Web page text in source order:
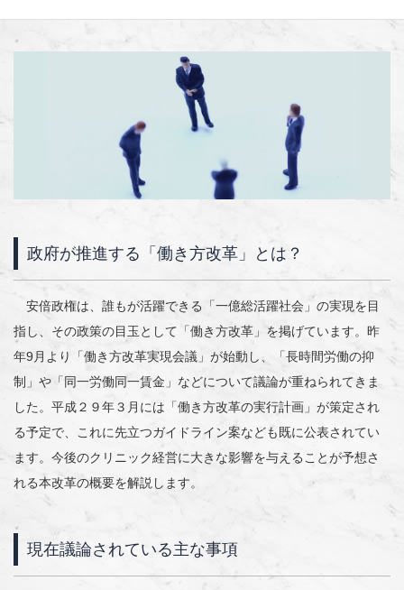
政府が推進する「働き方改革」とは？
安倍政権は、誰もが活躍できる「一億総活躍社会」の実現を目
指し、その政策の目玉として「働き方改革」を掲げています。昨
年9月より「働き方改革実現会議」が始動し、「長時間労働の抑
制」や「同一労働同一賃金」などについて議論が重ねられてきま
した。平成２９年３月には「働き方改革の実行計画」が策定され
る予定で、これに先立つガイドライン案なども既に公表されてい
ます。今後のクリニック経営に大きな影響を与えることが予想さ
れる本改革の概要を解説します。
現在議論されている主な事項